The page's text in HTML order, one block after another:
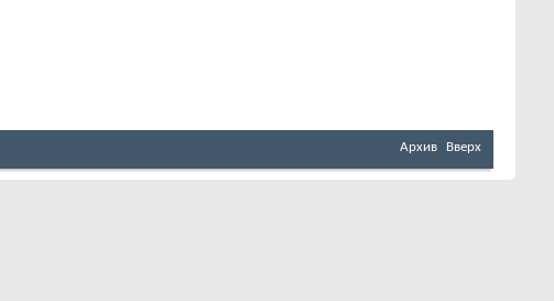
Архив Вверх